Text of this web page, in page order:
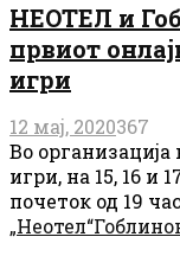
НЕОТЕЛ и
првиот
игри
12 мај, 2020367
Во
игри, на 15, 16 и
почеток од 19
„Неотел“Гоблин